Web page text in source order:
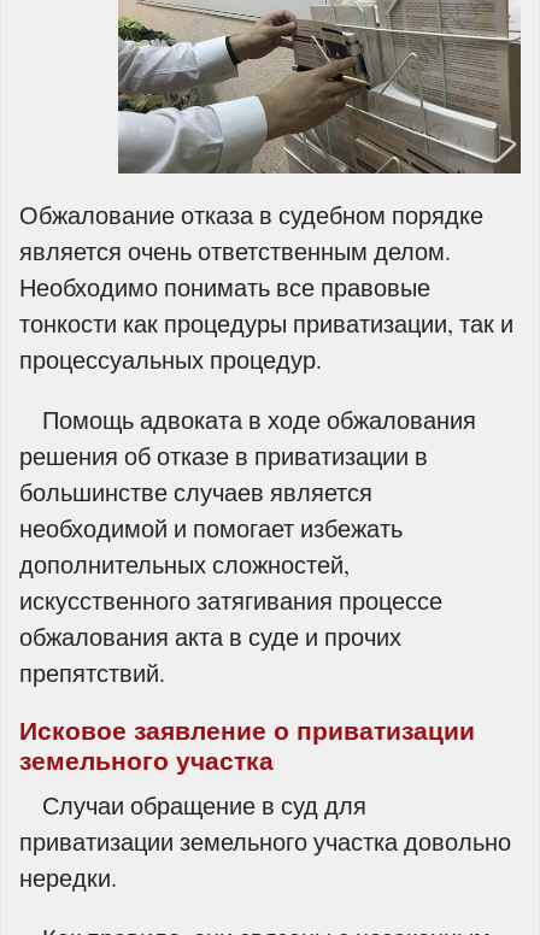
Обжалование отказа в судебном порядке
является очень ответственным делом.
Необходимо понимать все правовые
тонкости как процедуры приватизации, так и
процессуальных процедур.
Помощь адвоката в ходе обжалования
решения об отказе в приватизации в
большинстве случаев является
необходимой и помогает избежать
дополнительных сложностей,
искусственного затягивания процессе
обжалования акта в суде и прочих
препятствий.
Исковое заявление о приватизации
земельного участка
Случаи обращение в суд для
приватизации земельного участка довольно
нередки.